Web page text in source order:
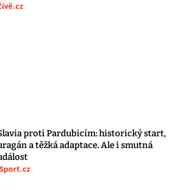
proti Pardubicím: historický start,
a těžká adaptace. Ale i smutná